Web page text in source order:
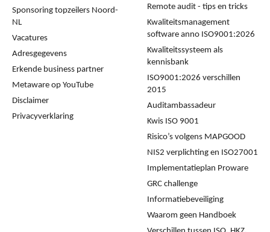
Sponsoring topzeilers Noord-
NL
Vacatures
Adresgegevens
Erkende business partner
Metaware op YouTube
Disclaimer
Privacyverklaring
Remote audit - tips en tricks
Kwaliteitsmanagement
software anno ISO9001:2026
Kwaliteitssysteem als
kennisbank
ISO9001:2026 verschillen
2015
Auditambassadeur
Kwis ISO 9001
Risico’s volgens MAPGOOD
NIS2 verplichting en ISO27001
Implementatieplan Proware
GRC challenge
Informatiebeveiliging
Waarom geen Handboek